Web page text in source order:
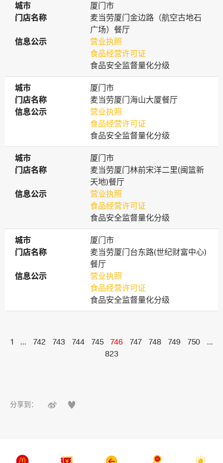
城市
城市
厦门市
门店名称
门店名称
麦当劳厦门金边路（航空古地石
广场）餐厅
信息公示
信息公示
营业执照
食品经营许可证
食品安全监督量化分级
城市
城市
厦门市
门店名称
门店名称
麦当劳厦门海山大厦餐厅
信息公示
信息公示
营业执照
食品经营许可证
食品安全监督量化分级
城市
城市
厦门市
门店名称
门店名称
麦当劳厦门林前宋洋二里(闽篮新
天地)餐厅
信息公示
信息公示
营业执照
食品经营许可证
食品安全监督量化分级
城市
城市
厦门市
门店名称
门店名称
麦当劳厦门台东路(世纪财富中心)
餐厅
信息公示
信息公示
营业执照
食品经营许可证
食品安全监督量化分级
1 ... 742 743 744 745 746 747 748 749 750
...
823
分享到：  